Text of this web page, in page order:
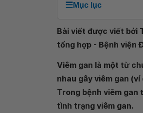
☰Mục lục
Bài viết được viết bởi
tổng hợp - Bệnh viện
Viêm gan là một từ
nhau gây viêm gan
Trong bệnh viêm gan
tình trạng viêm gan.